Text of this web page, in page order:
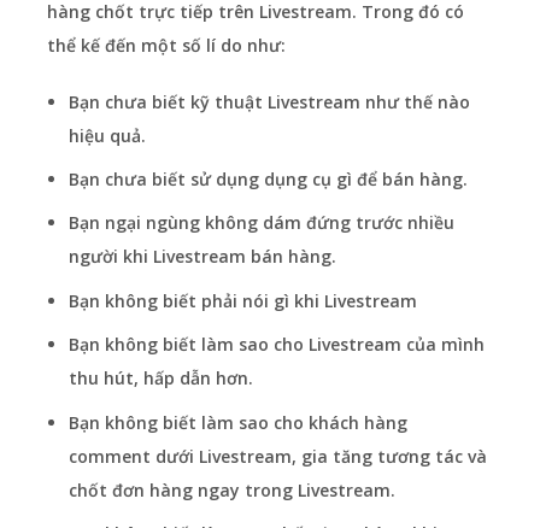
hàng chốt trực tiếp trên Livestream. Trong đó có
thể kế đến một số lí do như:
Bạn chưa biết kỹ thuật Livestream như thế nào
hiệu quả.
Bạn chưa biết sử dụng dụng cụ gì để bán hàng.
Bạn ngại ngùng không dám đứng trước nhiều
người khi Livestream bán hàng.
Bạn không biết phải nói gì khi Livestream
Bạn không biết làm sao cho Livestream của mình
thu hút, hấp dẫn hơn.
Bạn không biết làm sao cho khách hàng
comment dưới Livestream, gia tăng tương tác và
chốt đơn hàng ngay trong Livestream.